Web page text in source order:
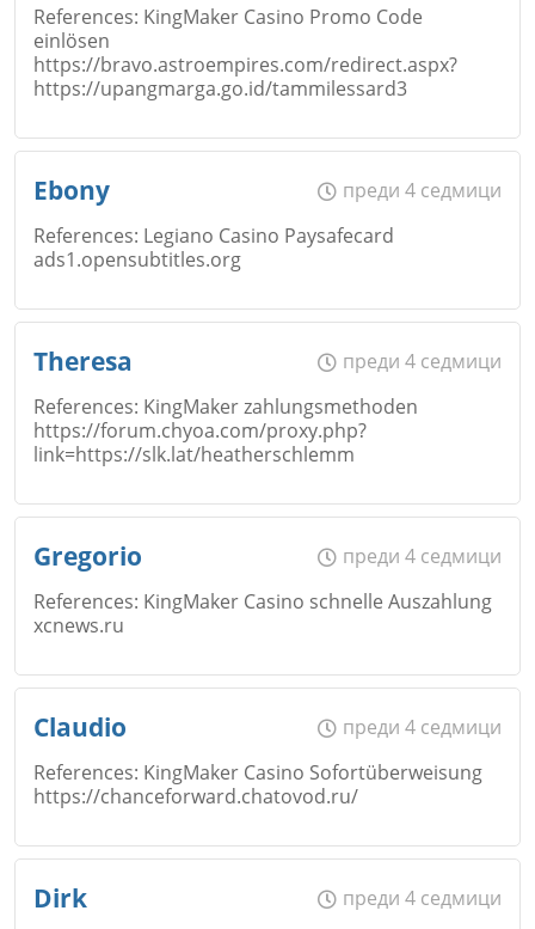
Откажи
Коментар
Откажи
Email
References: KingMaker Casino Promo Code
einlösen
https://bravo.astroempires.com/redirect.aspx?
https://upangmarga.go.id/tammilessard3
Email
Коментар*
Ebony
преди 4 седмици
References: Legiano Casino Paysafecard
ads1.opensubtitles.org
Коментар*
Theresa
преди 4 седмици
References: KingMaker zahlungsmethoden
https://forum.chyoa.com/proxy.php?
link=https://slk.lat/heatherschlemm
Email
Коментар*
Gregorio
преди 4 седмици
References: KingMaker Casino schnelle Auszahlung
xcnews.ru
Email
Claudio
преди 4 седмици
References: KingMaker Casino Sofortüberweisung
https://chanceforward.chatovod.ru/
Dirk
преди 4 седмици